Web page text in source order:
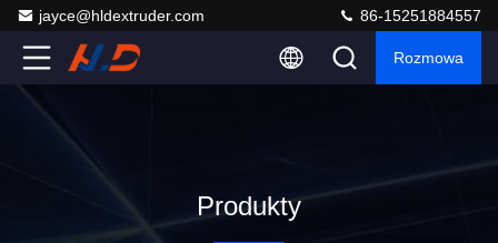
jayce@hldextruder.com 86-15251884557
Rozmowa
Produkty